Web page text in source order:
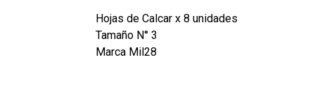
Hojas de Calcar x 8 unidades
Tamaño N° 3
Marca Mil28